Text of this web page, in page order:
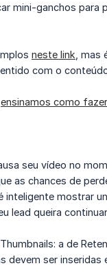
mini-ganchos para
neste link ,
com o
ensinamos como
seu vídeo no
as chances de
inteligente mostrar
lead queira
a de
devem ser inseridas